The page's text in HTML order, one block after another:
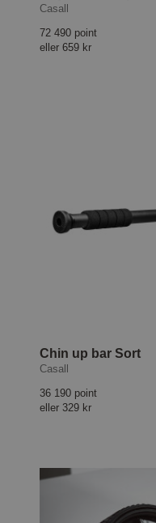
Casall
72 490 point
eller 659 kr
Chin up bar Sort
Casall
36 190 point
eller 329 kr